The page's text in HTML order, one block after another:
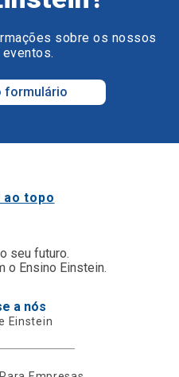
sobre os nossos
formulário
topo
seu futuro.
o Ensino Einstein.
a nós
Einstein